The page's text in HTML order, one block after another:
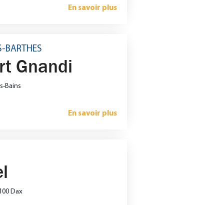
En savoir plus
BARTHES
Gnandi
Bains
En savoir plus
Dax